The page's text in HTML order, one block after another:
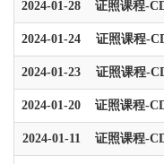
2024-01-28 证照课程-
2024-01-24 证照课程-
2024-01-23 证照课程-
2024-01-20 证照课程-
2024-01-11 证照课程-